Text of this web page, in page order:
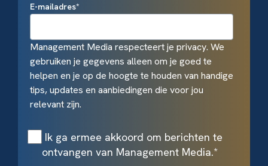
E-mailadres*
Management Media respecteert je privacy. We
gebruiken je gegevens alleen om je goed te
helpen en je op de hoogte te houden van handige
tips, updates en aanbiedingen die voor jou
relevant zijn.
Ik ga ermee akkoord om berichten te
ontvangen van Management Media.*